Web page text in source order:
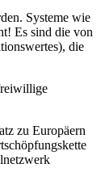
Systeme wie
Es sind die von
die
zu Europäern